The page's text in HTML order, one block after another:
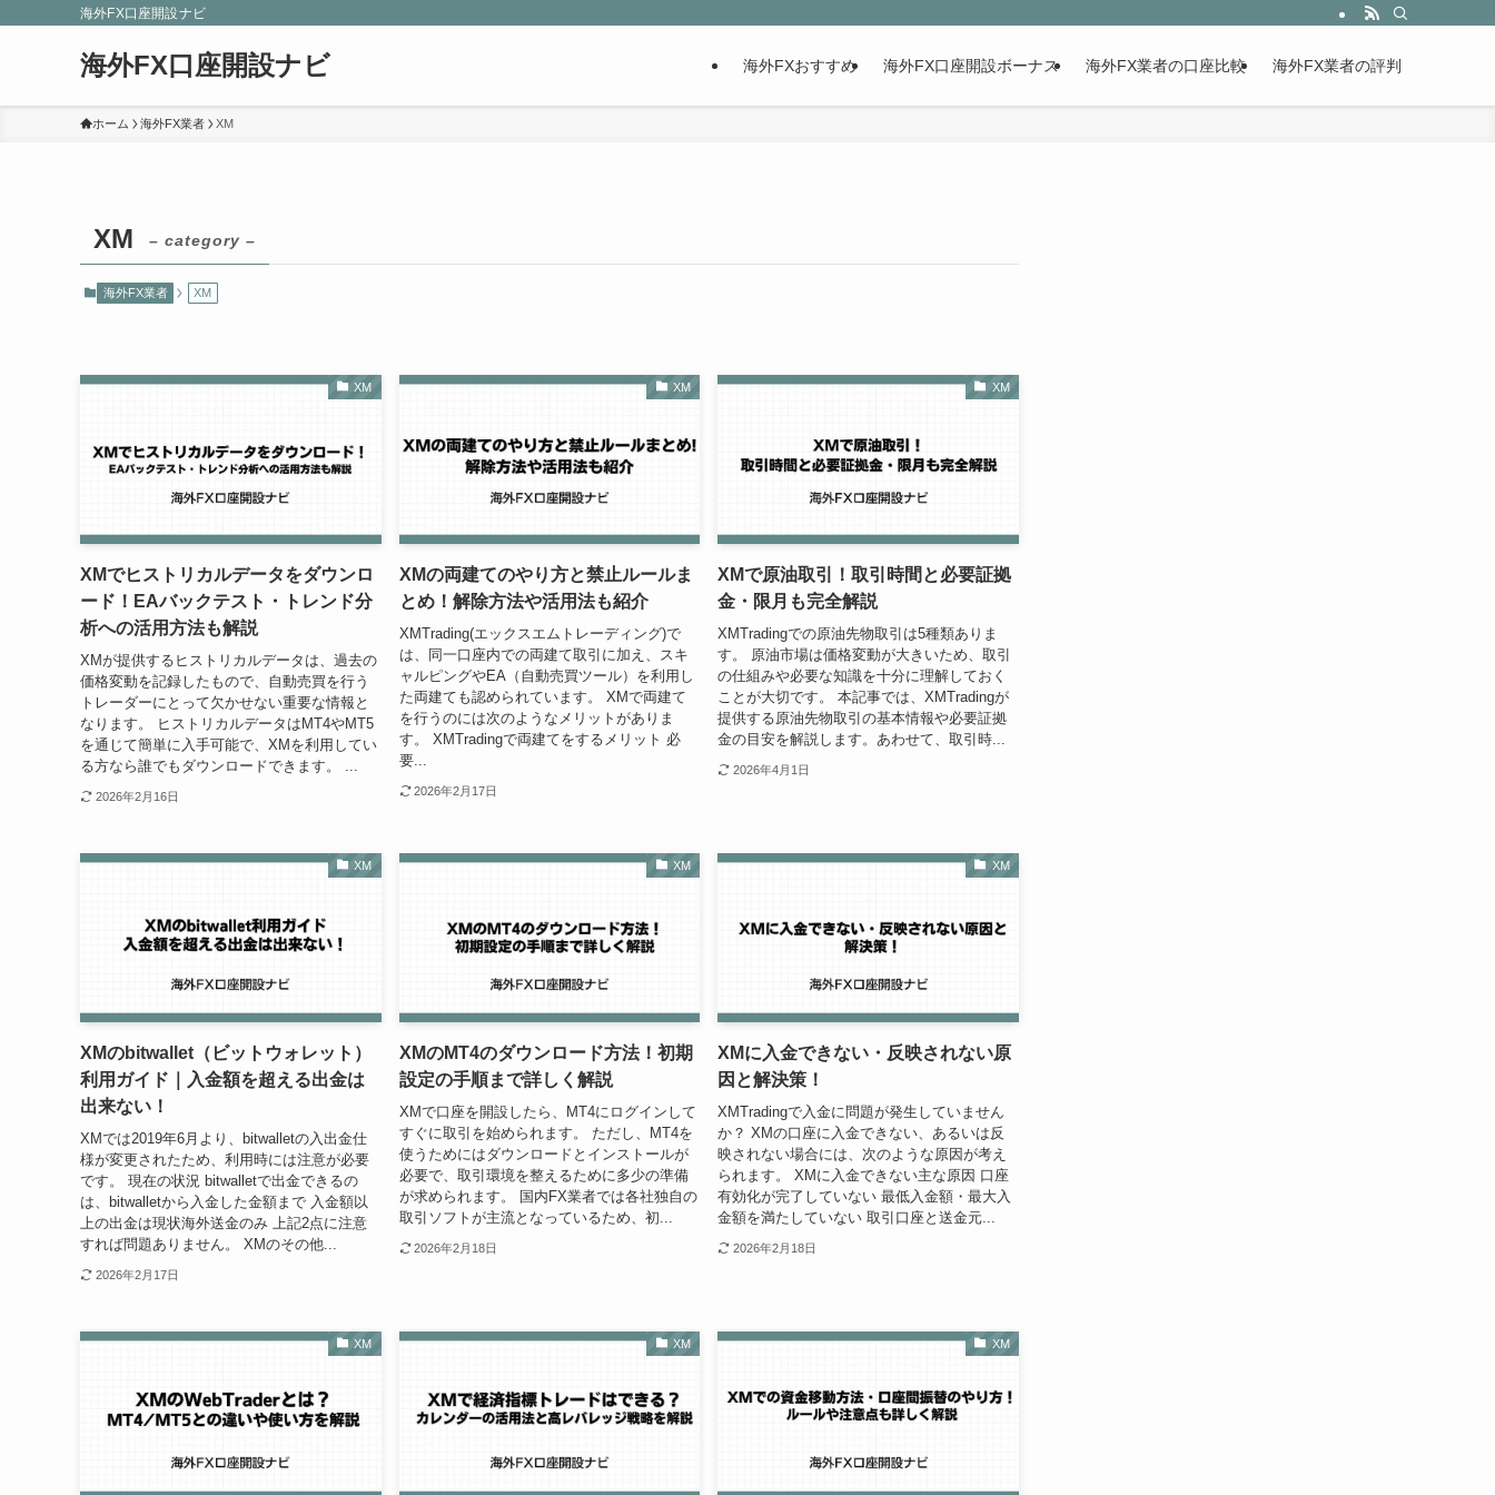
海外FX口座開設ナビ
海外FX口座開設ナビ 海外FXおすすめ 海外FX口座開設ボーナス 海外FX業者の口座比較 海外FX業者の評判
ホーム 海外FX業者 XM
XM – category –
海外FX業者 XM
XM
XMでヒストリカルデータをダウンロ
ード！EAバックテスト・トレンド分
析への活用方法も解説
XMが提供するヒストリカルデータは、過去の
価格変動を記録したもので、自動売買を行う
トレーダーにとって欠かせない重要な情報と
なります。 ヒストリカルデータはMT4やMT5
を通じて簡単に入手可能で、XMを利用してい
る方なら誰でもダウンロードできます。 ...
2026年2月16日
XM
XMの両建てのやり方と禁止ルールま
とめ！解除方法や活用法も紹介
XMTrading(エックスエムトレーディング)で
は、同一口座内での両建て取引に加え、スキ
ャルピングやEA（自動売買ツール）を利用し
た両建ても認められています。 XMで両建て
を行うのには次のようなメリットがありま
す。 XMTradingで両建てをするメリット 必
要...
2026年2月17日
XM
XMで原油取引！取引時間と必要証拠
金・限月も完全解説
XMTradingでの原油先物取引は5種類ありま
す。 原油市場は価格変動が大きいため、取引
の仕組みや必要な知識を十分に理解しておく
ことが大切です。 本記事では、XMTradingが
提供する原油先物取引の基本情報や必要証拠
金の目安を解説します。あわせて、取引時...
2026年4月1日
XM
XMのbitwallet（ビットウォレット）
利用ガイド｜入金額を超える出金は
出来ない！
XMでは2019年6月より、bitwalletの入出金仕
様が変更されたため、利用時には注意が必要
です。 現在の状況 bitwalletで出金できるの
は、bitwalletから入金した金額まで 入金額以
上の出金は現状海外送金のみ 上記2点に注意
すれば問題ありません。 XMのその他...
2026年2月17日
XM
XMのMT4のダウンロード方法！初期
設定の手順まで詳しく解説
XMで口座を開設したら、MT4にログインして
すぐに取引を始められます。 ただし、MT4を
使うためにはダウンロードとインストールが
必要で、取引環境を整えるために多少の準備
が求められます。 国内FX業者では各社独自の
取引ソフトが主流となっているため、初...
2026年2月18日
XM
XMに入金できない・反映されない原
因と解決策！
XMTradingで入金に問題が発生していません
か？ XMの口座に入金できない、あるいは反
映されない場合には、次のような原因が考え
られます。 XMに入金できない主な原因 口座
有効化が完了していない 最低入金額・最大入
金額を満たしていない 取引口座と送金元...
2026年2月18日
XM XM XM